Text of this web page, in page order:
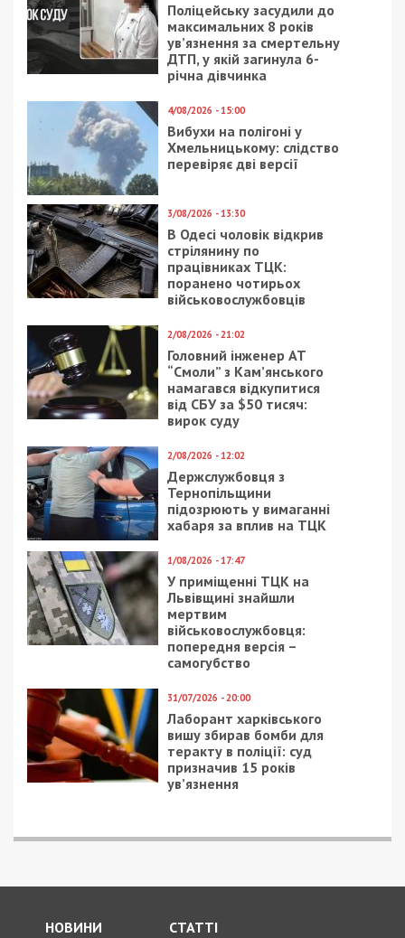
Поліцейську засудили до
максимальних 8 років
ув’язнення за смертельну
ДТП, у якій загинула 6-
річна дівчинка
4/08/2026 - 15:00
Вибухи на полігоні у
Хмельницькому: слідство
перевіряє дві версії
3/08/2026 - 13:30
В Одесі чоловік відкрив
стрілянину по
працівниках ТЦК:
поранено чотирьох
військовослужбовців
2/08/2026 - 21:02
Головний інженер АТ
“Смоли” з Кам’янського
намагався відкупитися
від СБУ за $50 тисяч:
вирок суду
2/08/2026 - 12:02
Держслужбовця з
Тернопільщини
підозрюють у вимаганні
хабаря за вплив на ТЦК
1/08/2026 - 17:47
У приміщенні ТЦК на
Львівщині знайшли
мертвим
військовослужбовця:
попередня версія –
самогубство
31/07/2026 - 20:00
Лаборант харківського
вишу збирав бомби для
теракту в поліції: суд
призначив 15 років
ув’язнення
НОВИНИ СТАТТІ